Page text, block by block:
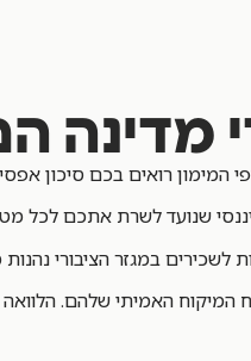
מדינה
המימון רואים בכם
שנועד לשרת אתכם לכל
לשכירים במגזר הציבורי
המיקוח האמיתי שלהם.